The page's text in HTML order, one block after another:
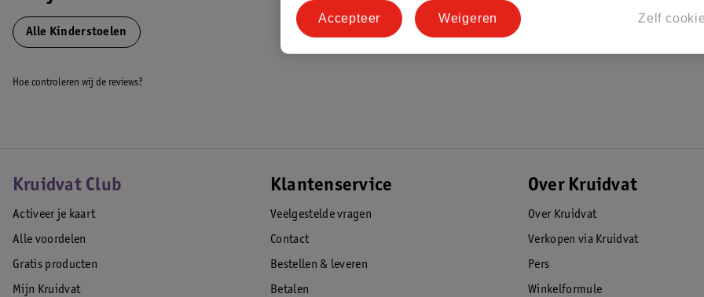
EAN code:8717154587005
Alle Kinderstoelen
Hoe controleren wij de reviews?
Kruidvat Club
Activeer je kaart
Alle voordelen
Gratis producten
Mijn Kruidvat
Klantenservice
Veelgestelde vragen
Contact
Bestellen & leveren
Betalen
Over Kruidvat
Over Kruidvat
Verkopen via Kruidvat
Pers
Winkelformule
Zelf
Weigeren
Accepteer